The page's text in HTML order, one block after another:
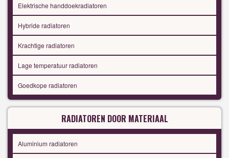
Elektrische handdoekradiatoren
Hybride radiatoren
Krachtige radiatoren
Lage temperatuur radiatoren
Goedkope radiatoren
RADIATOREN DOOR MATERIAAL
Aluminium radiatoren